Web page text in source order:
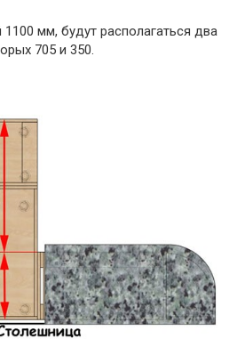
мм, будут располагаться два
705 и 350.